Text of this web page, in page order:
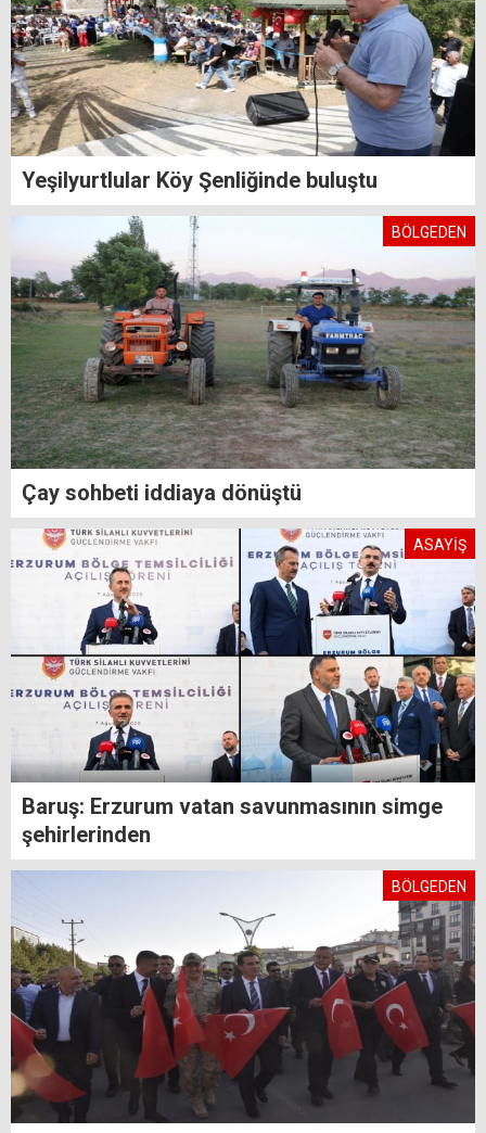
Yeşilyurtlular Köy Şenliğinde buluştu
BÖLGEDEN
Çay sohbeti iddiaya dönüştü
ASAYİŞ
Baruş: Erzurum vatan savunmasının simge
şehirlerinden
BÖLGEDEN